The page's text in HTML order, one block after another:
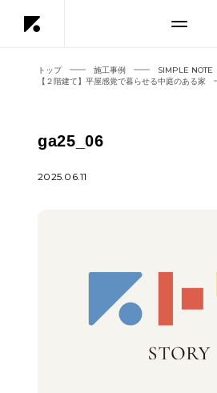
トップ 施工事例
SIMPLE NOTE
【２階建て】平屋感覚で暮らせる中庭のある家
ga25_06
2025.06.11